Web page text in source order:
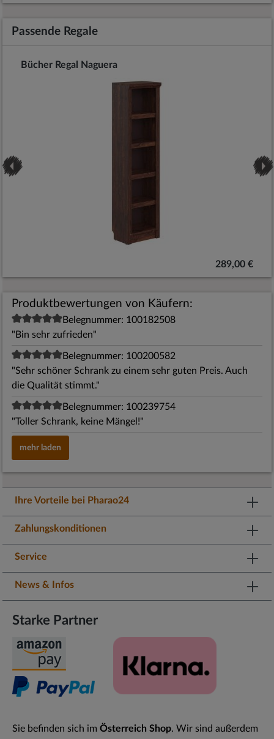
Passende Regale
Bücher Regal Naguera
289,00 €
Produktbewertungen von Käufern:
Belegnummer: 100182508
"Bin sehr zufrieden"
Belegnummer: 100200582
"Sehr schöner Schrank zu einem sehr guten Preis. Auch
die Qualität stimmt."
Belegnummer: 100239754
"Toller Schrank, keine Mängel!"
mehr laden
Ihre Vorteile bei Pharao24
Zahlungskonditionen
Service
News & Infos
Starke Partner
Sie befinden sich imÖsterreich Shop. Wir sind außerdem